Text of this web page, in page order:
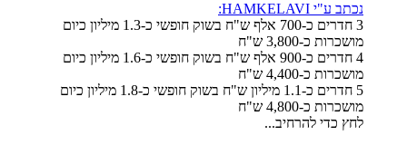
נכתב ע"י HAMKELAVI:
3 חדרים כ-700 אלף ש"ח בשוק חופשי כ-1.3 מיליון כיום
מושכרות כ-3,800 ש"ח
4 חדרים כ-900 אלף ש"ח בשוק חופשי כ-1.6 מיליון כיום
מושכרות כ-4,400 ש"ח
5 חדרים כ-1.1 מיליון ש"ח בשוק חופשי כ-1.8 מיליון כיום
מושכרות כ-4,800 ש"ח
לחץ כדי להרחיב...